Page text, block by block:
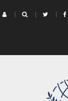
Εξεταστικής